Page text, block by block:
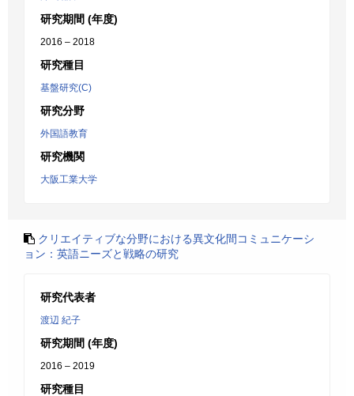
研究期間 (年度)
2016 – 2018
研究種目
基盤研究(C)
研究分野
外国語教育
研究機関
大阪工業大学
クリエイティブな分野における異文化間コミュニケーシ
ョン：英語ニーズと戦略の研究
研究代表者
渡辺 紀子
研究期間 (年度)
2016 – 2019
研究種目